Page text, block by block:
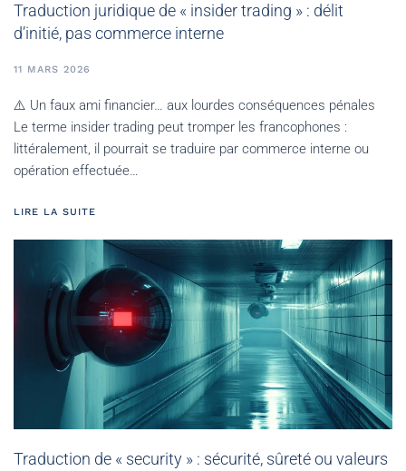
Traduction juridique de « insider trading » : délit
d’initié, pas commerce interne
11 MARS 2026
⚠️ Un faux ami financier… aux lourdes conséquences pénales
Le terme insider trading peut tromper les francophones :
littéralement, il pourrait se traduire par commerce interne ou
opération effectuée…
LIRE LA SUITE
Traduction de « security » : sécurité, sûreté ou valeurs